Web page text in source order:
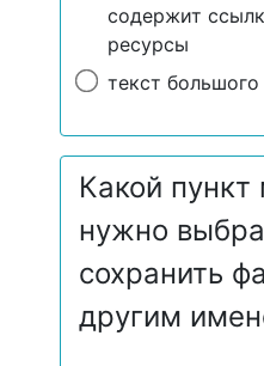
содержит
ресурсы
текст
Какой
нужно
сохранить
другим